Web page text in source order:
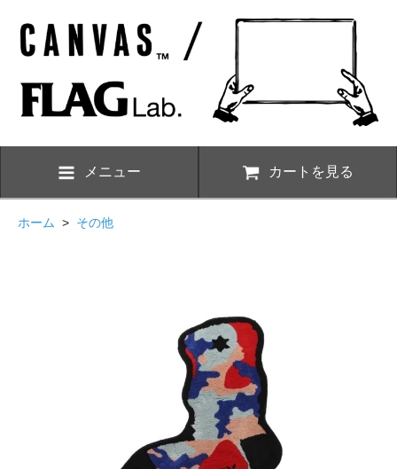
メニュー カートを見る
ホーム > その他